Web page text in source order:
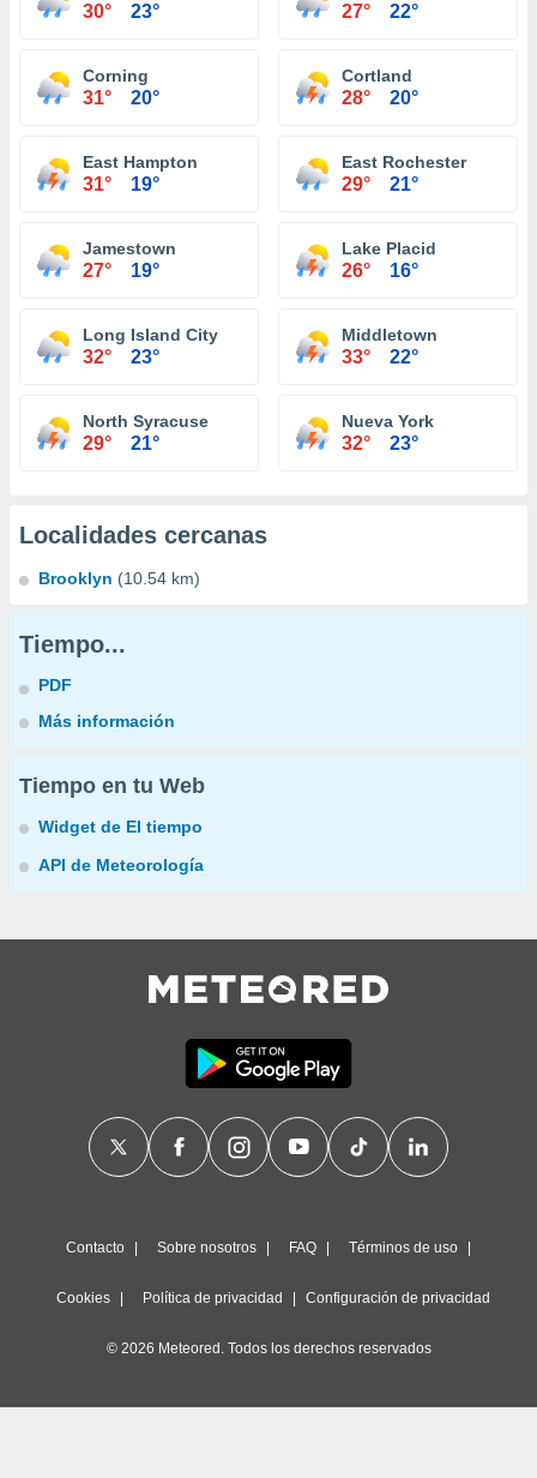
30° 23° 27° 22°
Corning
31° 20°
Cortland
28° 20°
East Hampton
31° 19°
East Rochester
29° 21°
Jamestown
27° 19°
Lake Placid
26° 16°
Long Island City
32° 23°
Middletown
33° 22°
North Syracuse
29° 21°
Nueva York
32° 23°
Localidades cercanas
Brooklyn (10.54 km)
Tiempo...
PDF
Más información
Tiempo en tu Web
Widget de El tiempo
API de Meteorología
Contacto Sobre nosotros FAQ Términos de uso
Cookies Política de privacidad Configuración de privacidad
© 2026 Meteored. Todos los derechos reservados